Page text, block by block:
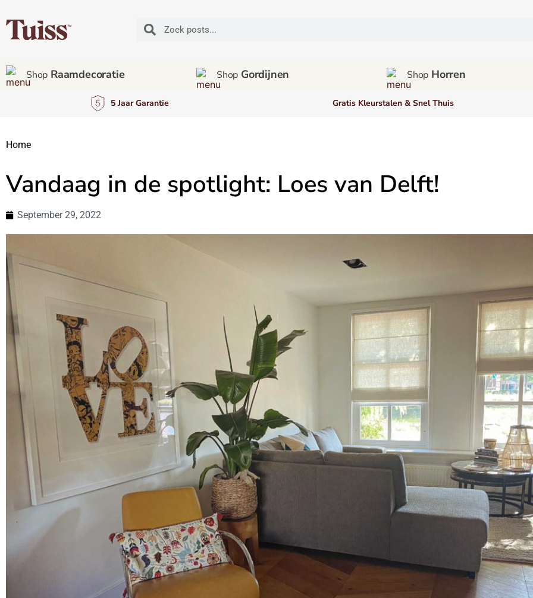
Shop Raamdecoratie Shop Gordijnen Shop Horren
5 Jaar Garantie Gratis Kleurstalen & Snel Thuis
Home
Vandaag in de spotlight: Loes van Delft!
September 29, 2022